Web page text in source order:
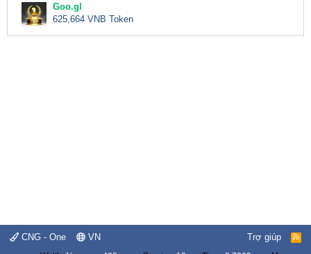
Goo.gl
625,664 VNB Token
CNG - One VN Trợ giúp
R